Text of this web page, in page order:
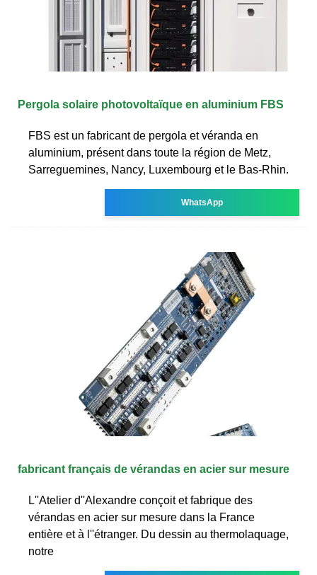
Pergola solaire photovoltaïque en aluminium FBS
FBS est un fabricant de pergola et véranda en
aluminium, présent dans toute la région de Metz,
Sarreguemines, Nancy, Luxembourg et le Bas-Rhin.
WhatsApp
fabricant français de vérandas en acier sur mesure
L''Atelier d''Alexandre conçoit et fabrique des
vérandas en acier sur mesure dans la France
entière et à l''étranger. Du dessin au thermolaquage,
notre